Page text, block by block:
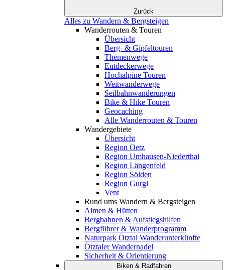
Zurück
Alles zu Wandern & Bergsteigen
Wanderrouten & Touren
Übersicht
Berg- & Gipfeltouren
Themenwege
Entdeckerwege
Hochalpine Touren
Weitwanderwege
Seilbahnwanderungen
Bike & Hike Touren
Geocaching
Alle Wanderrouten & Touren
Wandergebiete
Übersicht
Region Oetz
Region Umhausen-Niederthai
Region Längenfeld
Region Sölden
Region Gurgl
Vent
Rund ums Wandern & Bergsteigen
Almen & Hütten
Bergbahnen & Aufstiegshilfen
Bergführer & Wanderprogramm
Naturpark Ötztal Wanderunterkünfte
Ötztaler Wandernadel
Sicherheit & Orientierung
Biken & Radfahren